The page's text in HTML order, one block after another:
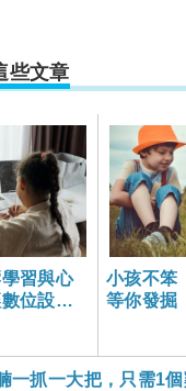
些文章
習與心
位設備
小孩不笨
等你發掘
一抓一大把，只需1